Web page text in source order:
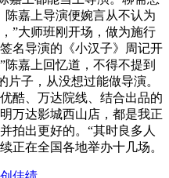
陈嘉上导演便婉言从不认为
”大师班刚开场，做为施行
名导演的《小汉子》周记开
嘉上回忆道，不得不提到
片子，从没想过能做导演。
酷、万达院线、结合出品的
万达影城西山店，都是我正
拍出更好的。“其时良多人
正在全国各地举办十几场。